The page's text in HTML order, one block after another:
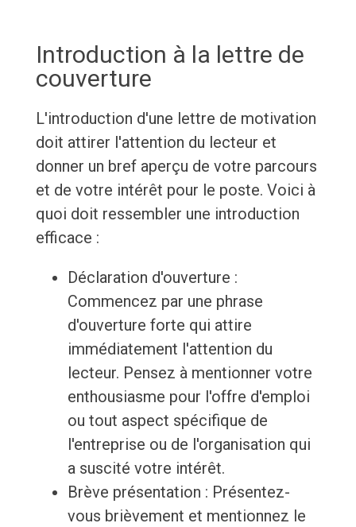
Introduction à la lettre de
couverture
L'introduction d'une lettre de motivation
doit attirer l'attention du lecteur et
donner un bref aperçu de votre parcours
et de votre intérêt pour le poste. Voici à
quoi doit ressembler une introduction
efficace :
Déclaration d'ouverture :
Commencez par une phrase
d'ouverture forte qui attire
immédiatement l'attention du
lecteur. Pensez à mentionner votre
enthousiasme pour l'offre d'emploi
ou tout aspect spécifique de
l'entreprise ou de l'organisation qui
a suscité votre intérêt.
Brève présentation : Présentez-
vous brièvement et mentionnez le